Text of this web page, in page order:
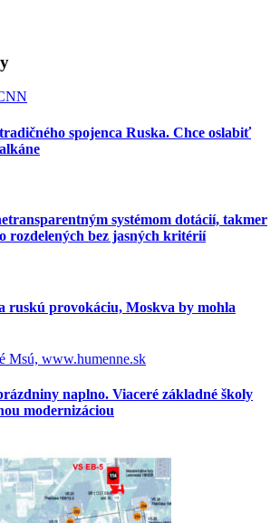
spojenca Ruska. Chce oslabiť
systémom dotácií, takmer
rozdelených bez jasných kritérií
ruskú provokáciu, Moskva by mohla
naplno. Viaceré základné školy
modernizáciou